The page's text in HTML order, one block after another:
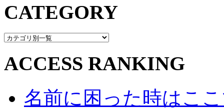
CATEGORY
ACCESS RANKING
名前に困った時はここ